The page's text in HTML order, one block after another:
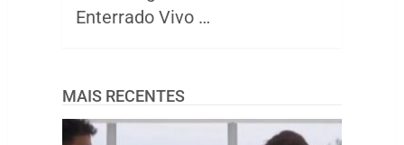
Enterrado Vivo …
MAIS RECENTES